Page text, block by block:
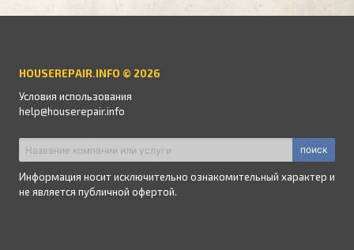
HOUSEREPAIR.INFO © 2026
Условия использования
help@houserepair.info
поиск
Информация носит исключительно ознакомительный характер и
не является публичной офертой.